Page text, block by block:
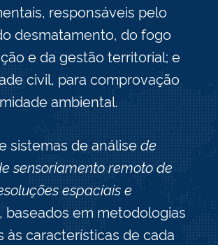
responsáveis pelo
desmatamento, do fogo
e da gestão territorial; e
civil, para comprovação
ambiental.
sistemas de análisede
sensoriamento remoto de
espaciais e
, baseados em metodologias
às características de cada